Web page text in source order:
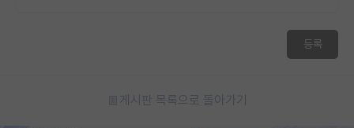
등록
게시판 목록으로 돌아가기